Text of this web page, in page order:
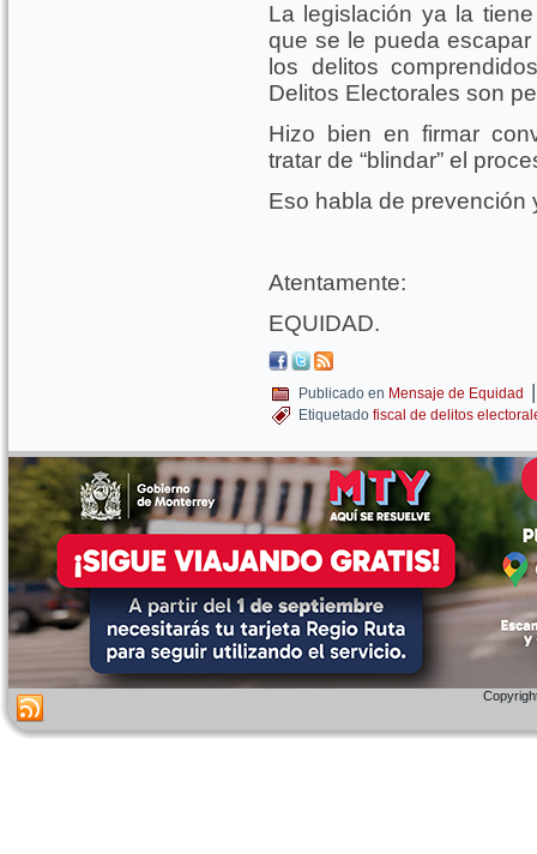
La legislación ya la
que se le pueda
los delitos
Delitos Electorales son
Hizo bien en firmar
tratar de “blindar” el
Eso habla de prevención
Atentamente:
EQUIDAD.
Publicado en Mensaje de Equidad |
Etiquetado fiscal de delitos